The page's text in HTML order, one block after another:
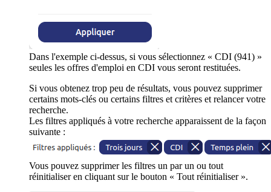
Dans l'exemple ci-dessus, si vous sélectionnez « CDI (941) »
seules les offres d'emploi en CDI vous seront restituées.
Si vous obtenez trop peu de résultats, vous pouvez supprimer
certains mots-clés ou certains filtres et critères et relancer votre
recherche.
Les filtres appliqués à votre recherche apparaissent de la façon
suivante :
Vous pouvez supprimer les filtres un par un ou tout
réinitialiser en cliquant sur le bouton « Tout réinitialiser ».